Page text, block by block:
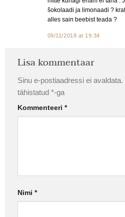
šokolaadi ja limonaadi ?
alles sain beebist teada ?
09/11/2018 at 19:34
Lisa kommentaar
Sinu e-postiaadressi ei avaldata.
tähistatud *-ga
Kommenteeri *
Nimi *